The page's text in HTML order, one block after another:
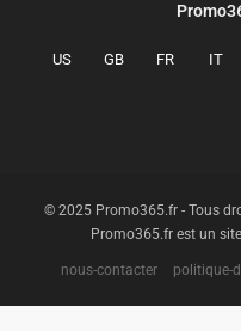
US GB FR IT
© 2025 Promo365.fr - Tous
Promo365.fr est un
nous-contacter politique-